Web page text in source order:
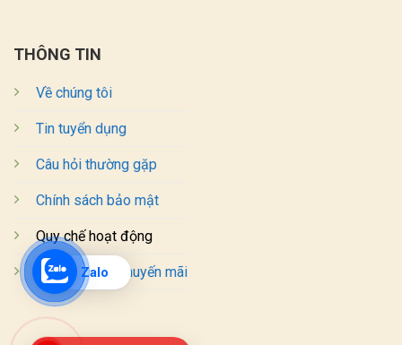
THÔNG TIN
Về chúng tôi
Tin tuyển dụng
Câu hỏi thường gặp
Chính sách bảo mật
Quy chế hoạt động
Chương trình khuyến mãi
Zalo